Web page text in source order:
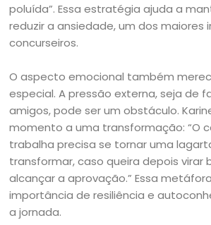
poluída”. Essa estratégia ajuda a
reduzir a ansiedade, um dos maiores
concurseiros.
O aspecto emocional também
especial. A pressão externa, seja de
amigos, pode ser um obstáculo.
momento a uma transformação: “O
trabalha precisa se tornar uma
transformar, caso queira depois virar
alcançar a aprovação.” Essa
importância de resiliência e
a jornada.